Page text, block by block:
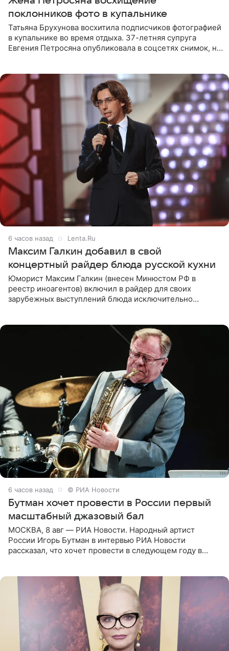
поклонников фото в купальнике
Татьяна Брухунова восхитила подписчиков фотографией
в купальнике во время отдыха. 37-летняя супруга
Евгения Петросяна опубликовала в соцсетях снимок, на
6 часов назад Lenta.Ru
Максим Галкин добавил в свой
концертный райдер блюда русской кухни
Юморист Максим Галкин (внесен Минюстом РФ в
реестр иноагентов) включил в райдер для своих
зарубежных выступлений блюда исключительно
6 часов назад © РИА Новости
Бутман хочет провести в России первый
масштабный джазовый бал
МОСКВА, 8 авг — РИА Новости. Народный артист
России Игорь Бутман в интервью РИА Новости
рассказал, что хочет провести в следующем году в